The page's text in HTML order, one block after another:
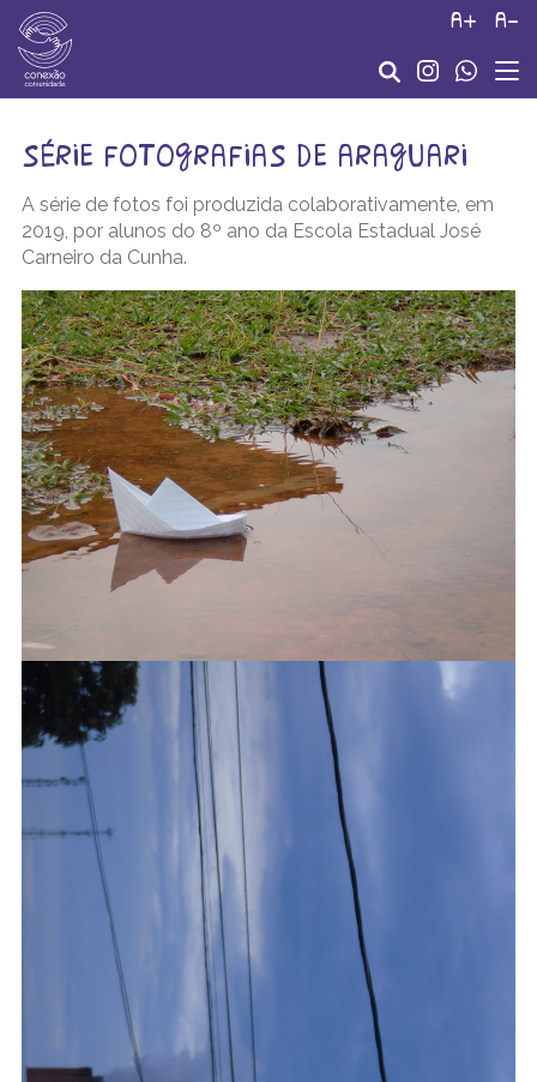
a+ a-
série fotografias de araguari
A série de fotos foi produzida colaborativamente, em
2019, por alunos do 8º ano da Escola Estadual José
Carneiro da Cunha.